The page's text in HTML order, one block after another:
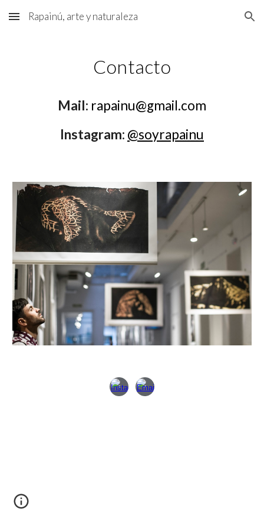
Skip to main content Skip to navigation
Rapainú, arte y naturaleza
Contacto
Mail: rapainu@gmail.com
Instagram: @soyrapainu